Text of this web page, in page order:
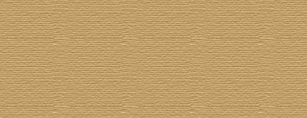
Fremdkompositionen.
Auf "Made In Japan" oder
lange warten. No Deep Purple,
zu meiner musikalischen